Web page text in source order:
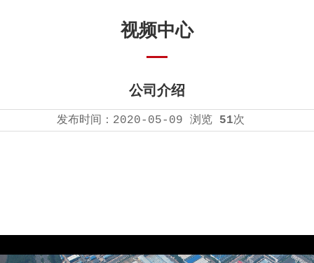
视频中心
公司介绍
发布时间： 2020-05-09 浏览 51次